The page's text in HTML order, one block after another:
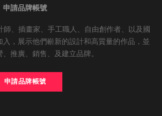
申請品牌帳號
、插畫家、手工職人、自由創作者、以及國
，展示他們嶄新的設計和高質量的作品，並
推廣、銷售、及建立品牌。
申請品牌帳號